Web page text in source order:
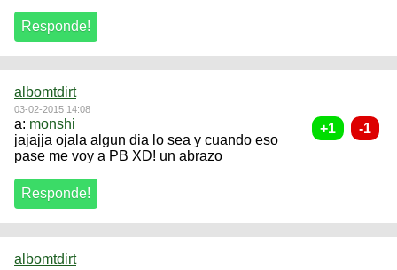
albomtdirt
03-02-2015 14:08
a: monshi
jajajja ojala algun dia lo sea y cuando eso
pase me voy a PB XD! un abrazo
albomtdirt